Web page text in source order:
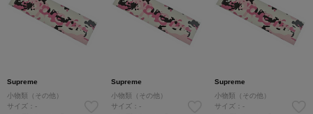
Supreme
小物類（その他）
サイズ：-
Supreme
小物類（その他）
サイズ：-
Supreme
小物類（その他）
サイズ：-